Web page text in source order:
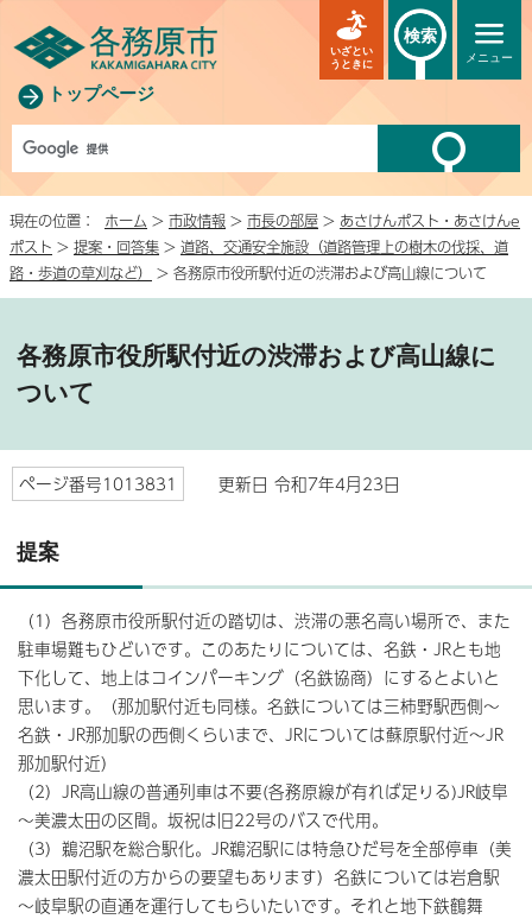
トップページ
メニュー
いざとい
うときに
検索
現在の位置： ホーム > 市政情報 > 市長の部屋 > あさけんポスト・あさけんe
ポスト > 提案・回答集 > 道路、交通安全施設（道路管理上の樹木の伐採、道
路・歩道の草刈など）
> 各務原市役所駅付近の渋滞および高山線について
各務原市役所駅付近の渋滞および高山線に
ついて
ページ番号1013831 更新日 令和7年4月23日
提案
（1）各務原市役所駅付近の踏切は、渋滞の悪名高い場所で、また
駐車場難もひどいです。このあたりについては、名鉄・JRとも地
下化して、地上はコインパーキング（名鉄協商）にするとよいと
思います。（那加駅付近も同様。名鉄については三柿野駅西側～
名鉄・JR那加駅の西側くらいまで、JRについては蘇原駅付近～JR
那加駅付近）
（2）JR高山線の普通列車は不要(各務原線が有れば足りる)JR岐阜
～美濃太田の区間。坂祝は旧22号のバスで代用。
（3）鵜沼駅を総合駅化。JR鵜沼駅には特急ひだ号を全部停車（美
濃太田駅付近の方からの要望もあります）名鉄については岩倉駅
～岐阜駅の直通を運行してもらいたいです。それと地下鉄鶴舞